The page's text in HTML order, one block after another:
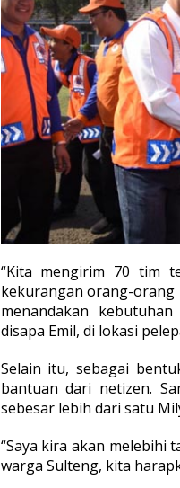
“Kita mengirim 70 tim
kekurangan orang-
menandakan
disapa Emil, di lokasi
Selain itu, sebagai
bantuan dari netizen.
sebesar lebih dari satu
“Saya kira akan melebihi
warga Sulteng, kita